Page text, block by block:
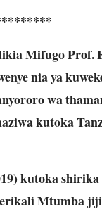
Mifugo Prof.
nia ya
wa
kutoka
kutoka
Mtumba